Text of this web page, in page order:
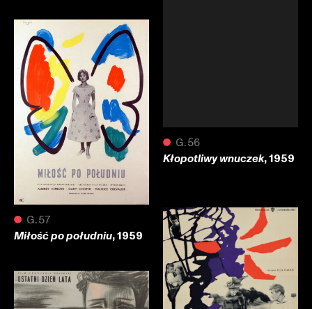
● G.56
Kłopotliwy wnuczek, 1959
● G.57
Miłość po południu, 1959